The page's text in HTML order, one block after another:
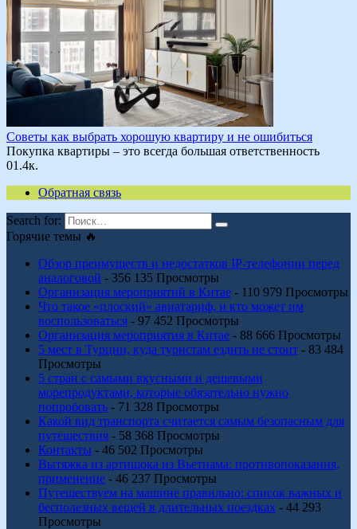
Советы как выбрать хорошую квартиру и не ошибиться
Покупка квартиры – это всегда большая ответственность
01.4к.
Обратная связь
Search for:
Горячие темы 🔥
Обзор преимуществ и недостатков IP-телефонии перед
аналоговой - 356 135 Просмотры
Организация мероприятий в Китае - 110 979 Просмотры
Что такое «плоский» авиатариф, и кто может им
воспользоваться - 97 452 Просмотры
Организация мероприятия в Китае - 88 666 Просмотры
5 мест в Турции, куда туристам ездить не стоит - 83 484
Просмотры
5 стран с самыми вкусными и дешевыми
морепродуктами, которые обязательно нужно
попробовать - 71 328 Просмотры
Какой вид транспорта считается самым безопасным для
путешествия - 58 368 Просмотры
Контакты - 46 502 Просмотры
Вытяжка из артишока из Вьетнама: противопоказания,
применение - 46 237 Просмотры
Путешествуем на машине правильно: список важных и
бесполезных вещей в длительных поездках - 44 293
Просмотры